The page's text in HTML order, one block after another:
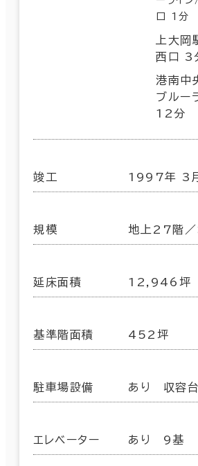
口 1分
上大
西口 3
港南中
ブルー
12分
竣工 1997年 3
規模 地上27階
延床面積 12,946坪
基準階面積 452坪
駐車場設備 あり 収容
エレベーター あり 9基